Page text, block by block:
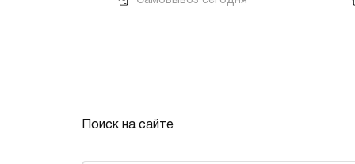
Поиск на сайте